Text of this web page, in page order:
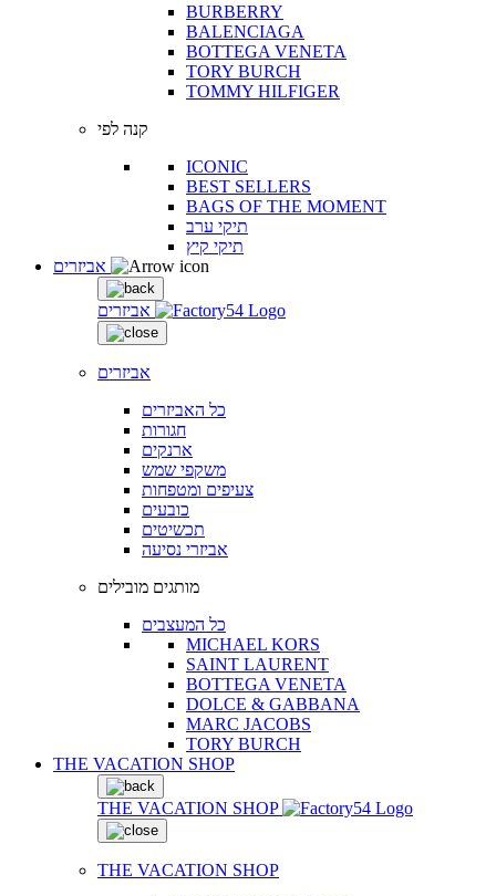
BURBERRY
BALENCIAGA
BOTTEGA VENETA
TORY BURCH
TOMMY HILFIGER
קנה לפי
ICONIC
BEST SELLERS
BAGS OF THE MOMENT
תיקי ערב
תיקי קיץ
אביזרים
אביזרים
כל האביזרים
חגורות
ארנקים
משקפי שמש
צעיפים ומטפחות
כובעים
תכשיטים
אביזרי נסיעה
מותגים מובילים
כל המעצבים
MICHAEL KORS
SAINT LAURENT
BOTTEGA VENETA
DOLCE & GABBANA
MARC JACOBS
TORY BURCH
THE VACATION SHOP
THE VACATION SHOP
THE VACATION SHOP